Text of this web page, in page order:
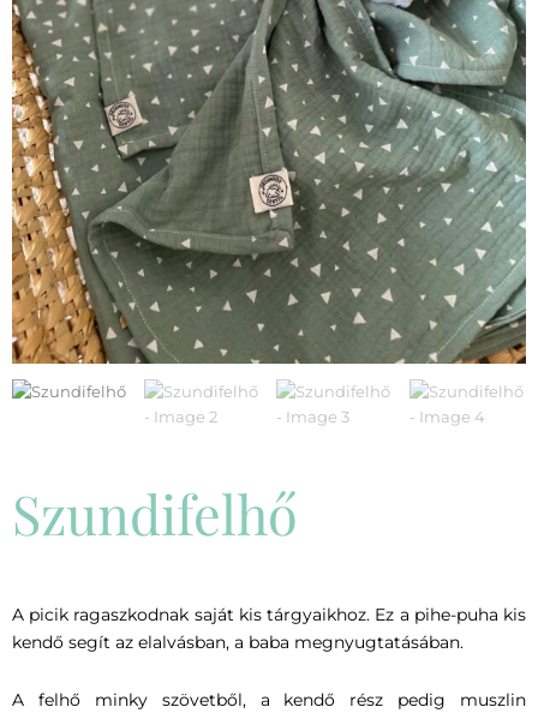
Szundifelhő
A picik ragaszkodnak saját kis tárgyaikhoz. Ez a pihe-puha kis
kendő segít az elalvásban, a baba megnyugtatásában.
A felhő minky szövetből, a kendő rész pedig muszlin